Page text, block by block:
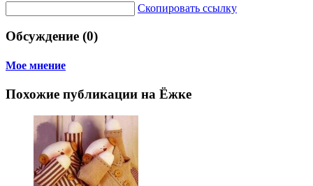
Скопировать ссылку
Обсуждение (0)
Мое мнение
Похожие публикации на Ёжке